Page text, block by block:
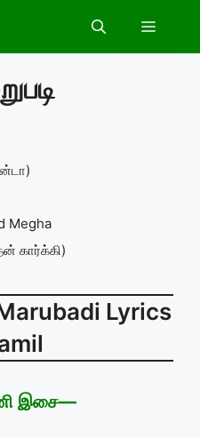
Menu
Megha
கார்க்கி)
Lyrics
இசை—